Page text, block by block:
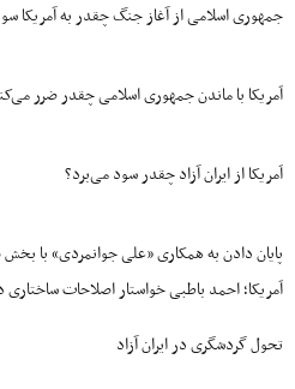
جمهوری اسلامی از آغاز جنگ چقدر به آمریکا
آمریکا با ماندن جمهوری اسلامی چقدر ضرر
آمریکا از ایران آزاد چقدر سود می‌برد؟
پایان دادن به همکاری «علی جوانمردی» با
آمریکا؛ احمد باطبی خواستار اصلاحات ساختاری
تحول گردشگری در ایران آزاد